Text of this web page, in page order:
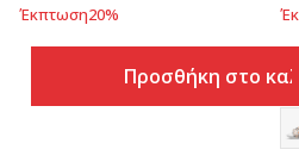
Έκπτωση20%
Προσθήκη στο